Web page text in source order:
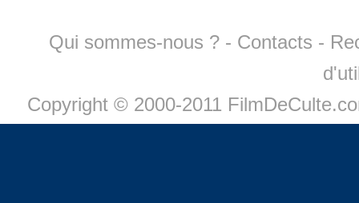
Qui sommes-nous ? - Contacts -
Copyright © 2000-2011